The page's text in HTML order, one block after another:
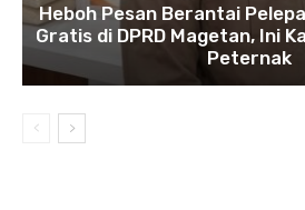
Heboh Pesan Berantai
Gratis di DPRD Magetan, Ini
Peternak